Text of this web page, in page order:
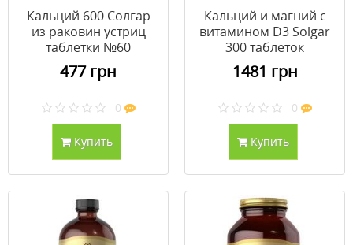
Кальций 600 Солгар
из раковин устриц
таблетки №60
477 грн
0
Купить
Кальций и магний с
витамином D3 Solgar
300 таблеток
1481 грн
0
Купить